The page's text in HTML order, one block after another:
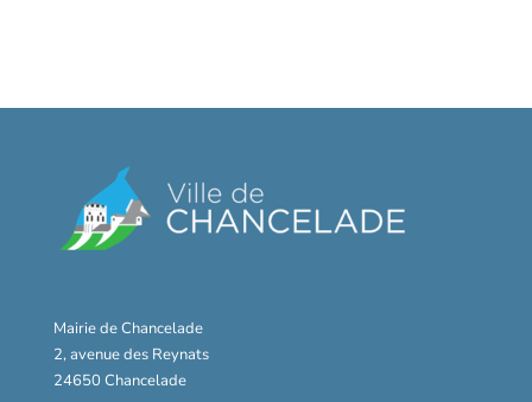
Mairie de Chancelade
2, avenue des Reynats
24650 Chancelade